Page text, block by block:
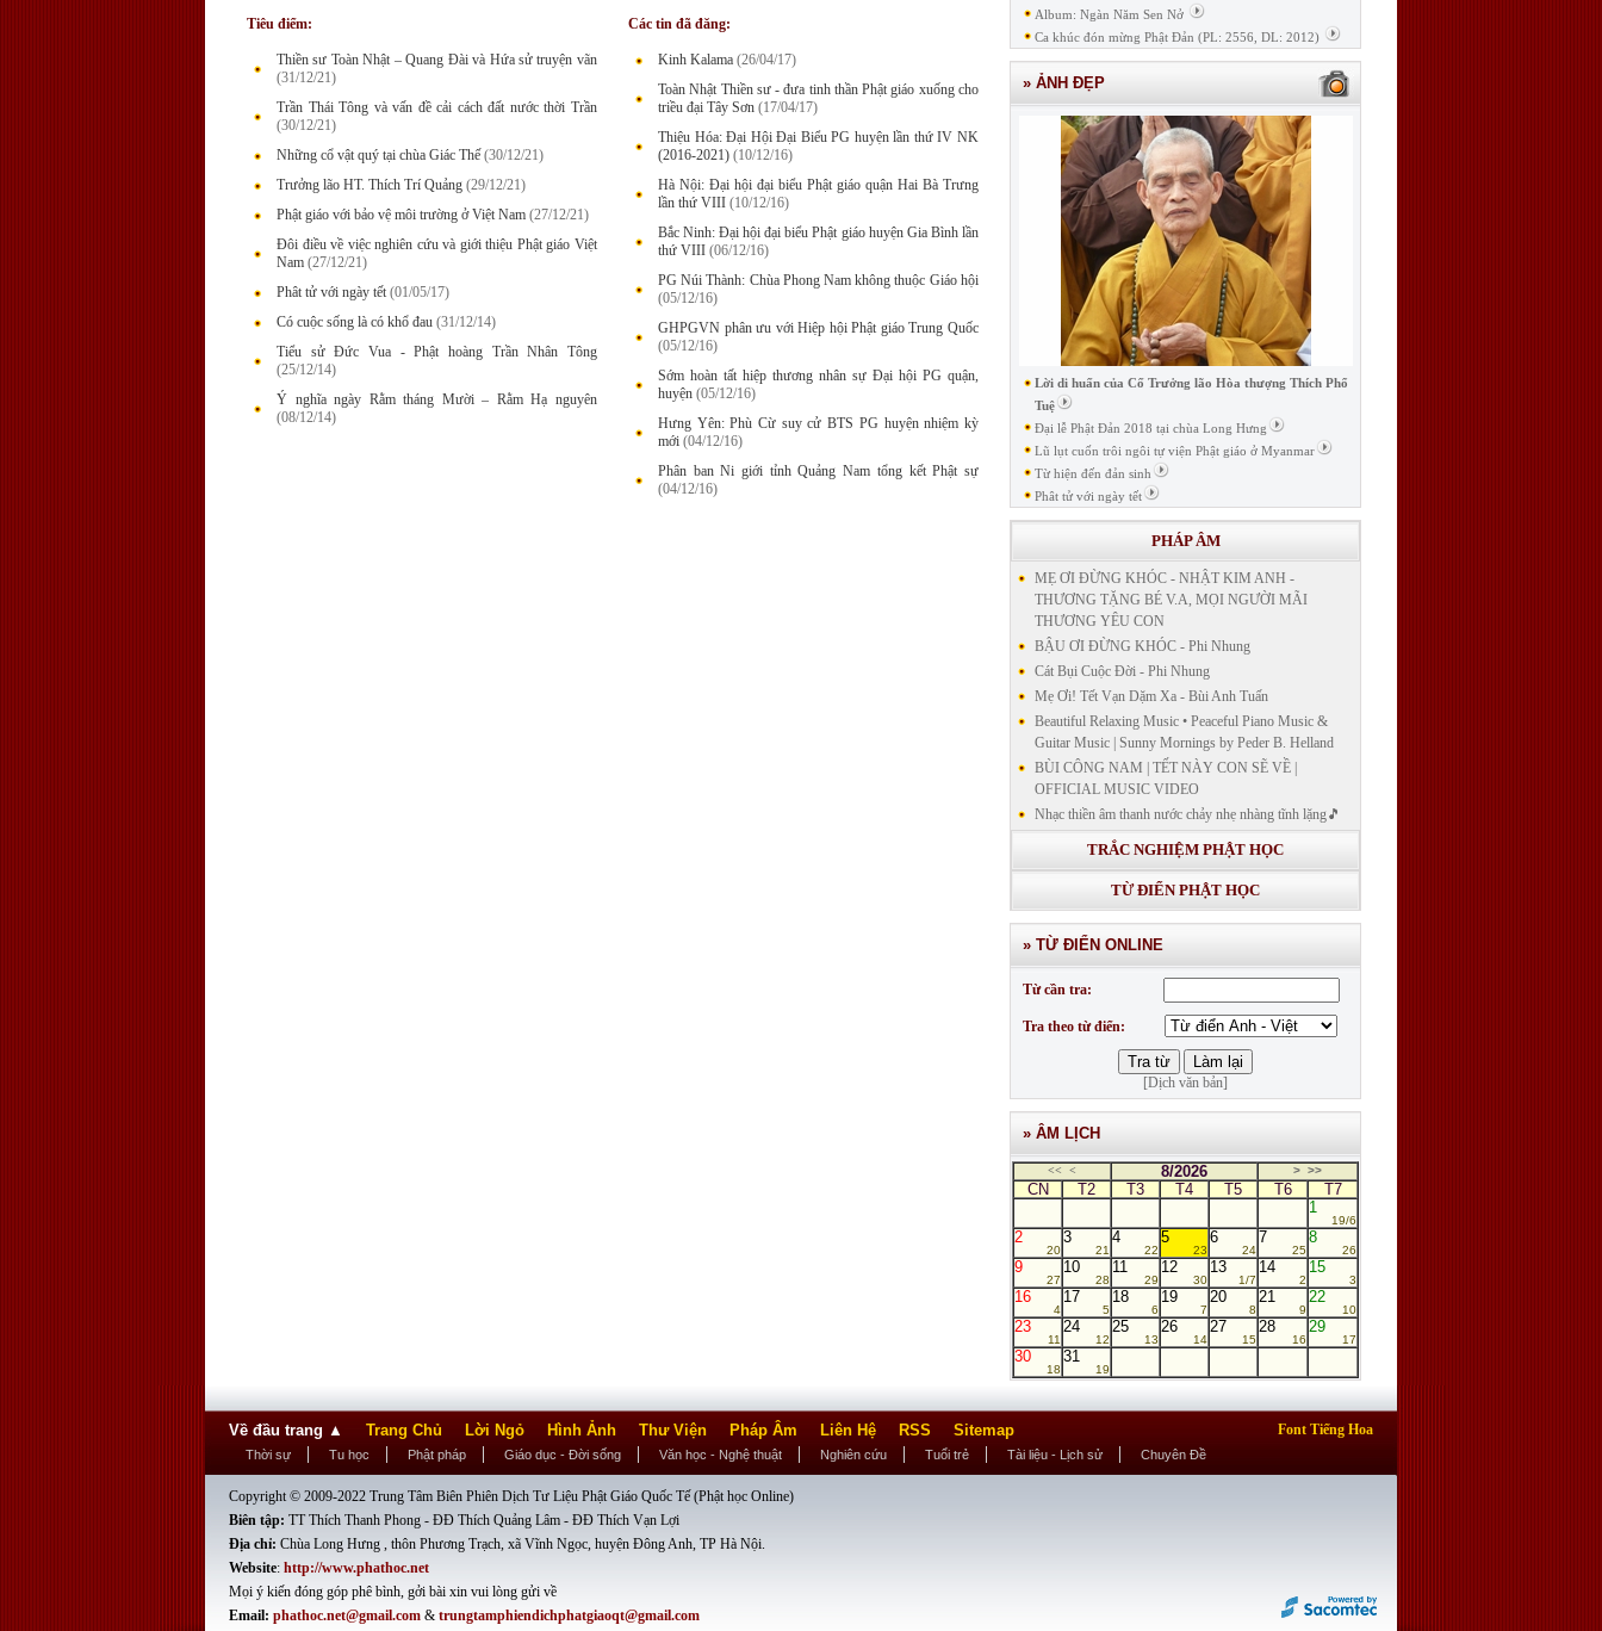
Tiêu điểm:
Thiền sư Toàn Nhật – Quang Đài và Hứa sử truyện vãn
(31/12/21)
Trần Thái Tông và vấn đề cải cách đất nước thời Trần
(30/12/21)
Những cổ vật quý tại chùa Giác Thế (30/12/21)
Trưởng lão HT. Thích Trí Quảng (29/12/21)
Phật giáo với bảo vệ môi trường ở Việt Nam (27/12/21)
Đôi điều về việc nghiên cứu và giới thiệu Phật giáo Việt
Nam (27/12/21)
Phât tử với ngày tết (01/05/17)
Có cuộc sống là có khổ đau (31/12/14)
Tiểu sử Đức Vua - Phật hoàng Trần Nhân Tông
(25/12/14)
Ý nghĩa ngày Rằm tháng Mười – Rằm Hạ nguyên
(08/12/14)
Các tin đã đăng:
Kinh Kalama (26/04/17)
Toàn Nhật Thiền sư - đưa tinh thần Phật giáo xuống cho
triều đại Tây Sơn (17/04/17)
Thiệu Hóa: Đại Hội Đại Biểu PG huyện lần thứ IV NK
(2016-2021) (10/12/16)
Hà Nội: Đại hội đại biểu Phật giáo quận Hai Bà Trưng
lần thứ VIII (10/12/16)
Bắc Ninh: Đại hội đại biểu Phật giáo huyện Gia Bình lần
thứ VIII (06/12/16)
PG Núi Thành: Chùa Phong Nam không thuộc Giáo hội
(05/12/16)
GHPGVN phân ưu với Hiệp hội Phật giáo Trung Quốc
(05/12/16)
Sớm hoàn tất hiệp thương nhân sự Đại hội PG quận,
huyện (05/12/16)
Hưng Yên: Phù Cừ suy cử BTS PG huyện nhiệm kỳ
mới (04/12/16)
Phân ban Ni giới tỉnh Quảng Nam tổng kết Phật sự
(04/12/16)
Album: Ngàn Năm Sen Nở
Ca khúc đón mừng Phật Đản (PL: 2556, DL: 2012)
» ẢNH ĐẸP
Lời di huấn của Cố Trưởng lão Hòa thượng Thích Phổ
Tuệ
Đại lễ Phật Đản 2018 tại chùa Long Hưng
Lũ lụt cuốn trôi ngôi tự viện Phật giáo ở Myanmar
Từ hiện đến đản sinh
Phât tử với ngày tết
PHÁP ÂM
MẸ ƠI ĐỪNG KHÓC - NHẬT KIM ANH -
THƯƠNG TẶNG BÉ V.A, MỌI NGƯỜI MÃI
THƯƠNG YÊU CON
BẬU ƠI ĐỪNG KHÓC - Phi Nhung
Cát Bụi Cuộc Đời - Phi Nhung
Mẹ Ơi! Tết Vạn Dặm Xa - Bùi Anh Tuấn
Beautiful Relaxing Music • Peaceful Piano Music &
Guitar Music | Sunny Mornings by Peder B. Helland
BÙI CÔNG NAM | TẾT NÀY CON SẼ VỀ |
OFFICIAL MUSIC VIDEO
Nhạc thiền âm thanh nước chảy nhẹ nhàng tĩnh lặng🎵
Nhạc thiền lặng tâm
KINH BẢN NGUYỆN CÔNG ĐỨC DƯỢC SƯ
LƯU LY QUANG NHƯ LAI"
GIẢNG GIẢI KINH DƯỢC SƯ - BÀI 14/ GIẢNG
GIẢI KINH BẢN NGUYỆN CÔNG ĐỨC DƯỢC
SƯ LƯU LY QUANG NHƯ LAI
GIẢNG GIẢI KINH DƯỢC SƯ
TRẮC NGHIỆM PHẬT HỌC
TỪ ĐIỂN PHẬT HỌC
» TỪ ĐIỂN ONLINE
Từ cần tra:
Tra theo từ điển:
[Dịch văn bản]
» ÂM LỊCH
<< < 8/2026 > >>
CN T2 T3 T4 T5 T6
T7
1
19/6
2
20
3
21
4
22
5
23
6
24
7
25
8
26
9
27
10
28
11
29
12
30
13
1/7
14
2
15
3
16
4
17
5
18
6
19
7
20
8
21
9
22
10
23
11
24
12
25
13
26
14
27
15
28
16
29
17
30
18
31
19
Về đầu trang ▲ Trang Chủ Lời Ngỏ Hình Ảnh Thư Viện Pháp Âm Liên Hệ RSS Sitemap Font Tiếng Hoa
Thời sự Tu học Phật pháp Giáo dục - Đời sống Văn học - Nghệ thuật Nghiên cứu Tuổi trẻ Tài liệu - Lịch sử Chuyên Đề
Copyright © 2009-2022 Trung Tâm Biên Phiên Dịch Tư Liệu Phật Giáo Quốc Tế (Phật học Online)
Biên tập: TT Thích Thanh Phong - ĐĐ Thích Quảng Lâm - ĐĐ Thích Vạn Lợi
Địa chỉ: Chùa Long Hưng , thôn Phương Trạch, xã Vĩnh Ngọc, huyện Đông Anh, TP Hà Nội.
Website: http://www.phathoc.net
Mọi ý kiến đóng góp phê bình, gởi bài xin vui lòng gửi về
Email: phathoc.net@gmail.com & trungtamphiendichphatgiaoqt@gmail.com